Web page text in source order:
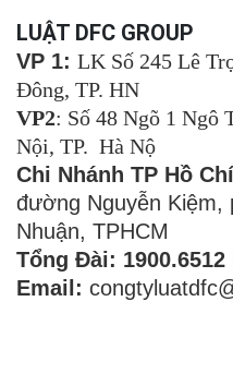
LUẬT DFC GROUP
VP 1: LK Số 245 Lê
Đông, TP. HN
VP2: Số 48 Ngõ 1 Ngô
Nội, TP. Hà Nộ
Chi Nhánh TP Hồ
đường Nguyễn Kiệm,
Nhuận, TPHCM
Tổng Đài: 1900.6512
Email: